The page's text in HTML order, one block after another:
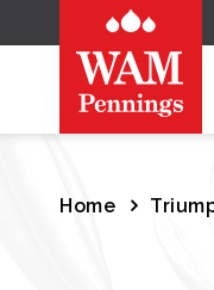
Home